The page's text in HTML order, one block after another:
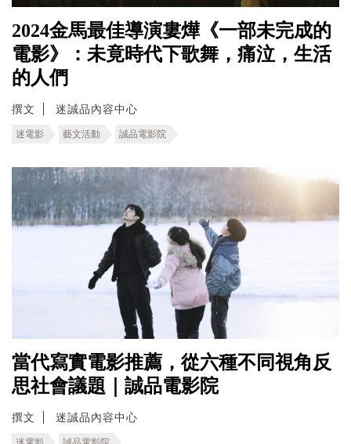
2024金馬最佳導演婁燁《一部未完成的
電影》：未竟時代下歌舞，痛泣，生活
的人們
撰文 迷誠品內容中心
迷電影 藝文活動 誠品電影院
當代寫實電影推薦，從六種不同視角反
思社會議題｜誠品電影院
撰文 迷誠品內容中心